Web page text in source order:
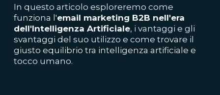
In questo articolo esploreremo come
funziona l'email marketing B2B nell'era
dell'Intelligenza Artificiale, i vantaggi e gli
svantaggi del suo utilizzo e come trovare il
giusto equilibrio tra intelligenza artificiale e
tocco umano.